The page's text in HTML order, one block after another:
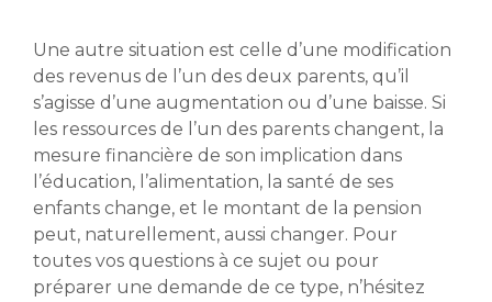
Une autre situation est celle d’une modification
des revenus de l’un des deux parents, qu’il
s’agisse d’une augmentation ou d’une baisse. Si
les ressources de l’un des parents changent, la
mesure financière de son implication dans
l’éducation, l’alimentation, la santé de ses
enfants change, et le montant de la pension
peut, naturellement, aussi changer. Pour
toutes vos questions à ce sujet ou pour
préparer une demande de ce type, n’hésitez